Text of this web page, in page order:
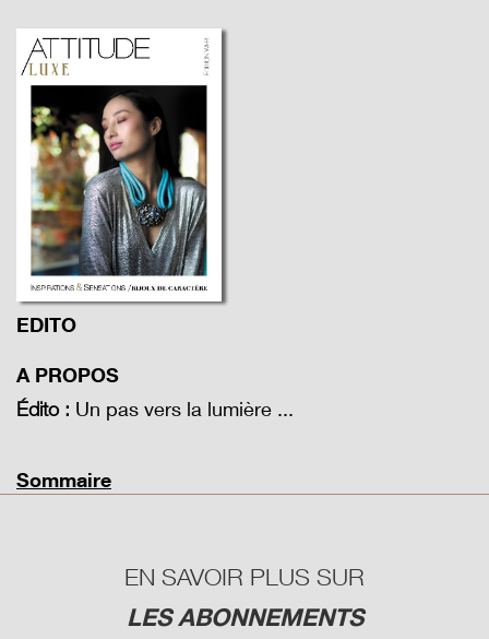
EDITO
A PROPOS
Édito : Un pas vers la lumière ...
Sommaire
EN SAVOIR PLUS SUR
LES ABONNEMENTS